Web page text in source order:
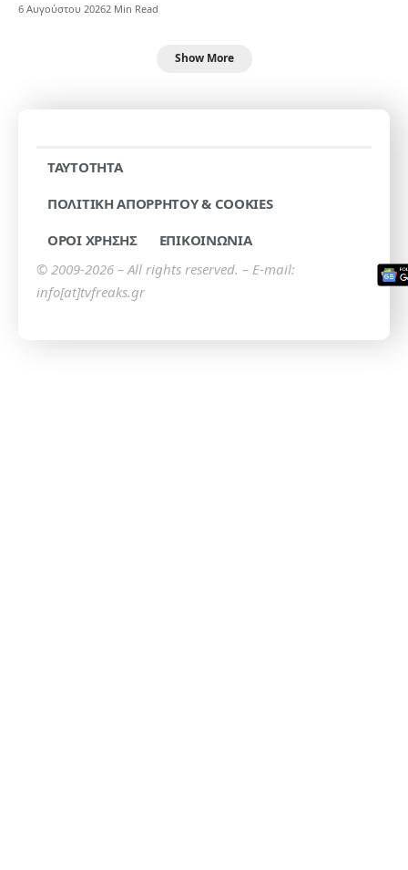
6 Αυγούστου 20262 Min Read
Show More
TAYTOTHTA
ΠΟΛΙΤΙΚΗ ΑΠΟΡΡΗΤΟΥ & COOKIES
ΟΡΟΙ ΧΡΗΣΗΣ
ΕΠΙΚΟΙΝΩΝΙΑ
© 2009-2026 – All rights reserved. – E-mail:
info[at]tvfreaks.gr